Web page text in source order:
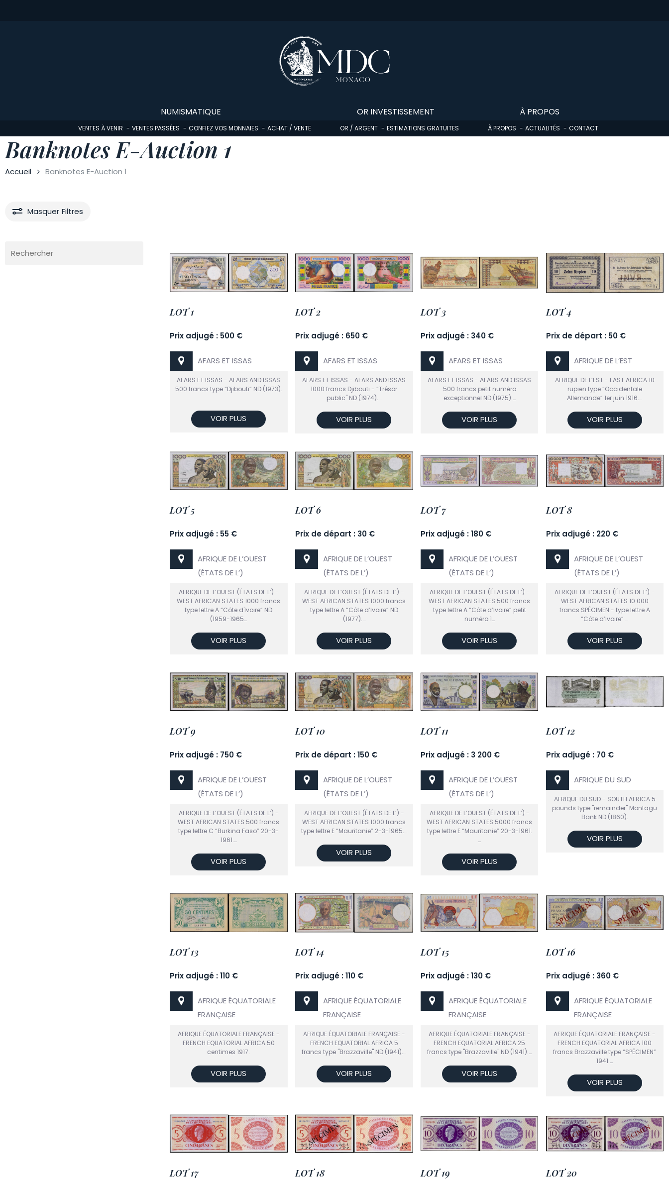
NUMISMATIQUE
VENTES À VENIR VENTES PASSÉES CONFIEZ VOS MONNAIES ACHAT / VENTE
OR INVESTISSEMENT
OR / ARGENT ESTIMATIONS GRATUITES
À PROPOS
À PROPOS ACTUALITÉS CONTACT
Banknotes E-Auction 1
Accueil Banknotes E-Auction 1
Masquer Filtres
LOT 1
Prix adjugé : 500 €
AFARS ET ISSAS
AFARS ET ISSAS - AFARS AND ISSAS
500 francs type “Djibouti” ND (1973).
VOIR PLUS
LOT 2
Prix adjugé : 650 €
AFARS ET ISSAS
AFARS ET ISSAS - AFARS AND ISSAS
1000 francs Djibouti - “Trésor
public" ND (1974).…
VOIR PLUS
LOT 3
Prix adjugé : 340 €
AFARS ET ISSAS
AFARS ET ISSAS - AFARS AND ISSAS
500 francs petit numéro
exceptionnel ND (1975).…
VOIR PLUS
LOT 4
Prix de départ : 50 €
AFRIQUE DE L’EST
AFRIQUE DE L’EST - EAST AFRICA 10
rupien type “Occidentale
Allemande” 1er juin 1916.…
VOIR PLUS
LOT 5
Prix adjugé : 55 €
AFRIQUE DE L’OUEST
(ÉTATS DE L’)
AFRIQUE DE L’OUEST (ÉTATS DE L’) -
WEST AFRICAN STATES 1000 francs
type lettre A “Côte d'Ivoire” ND
(1959-1965…
VOIR PLUS
LOT 6
Prix de départ : 30 €
AFRIQUE DE L’OUEST
(ÉTATS DE L’)
AFRIQUE DE L’OUEST (ÉTATS DE L’) -
WEST AFRICAN STATES 1000 francs
type lettre A “Côte d’Ivoire” ND
(1977).…
VOIR PLUS
LOT 7
Prix adjugé : 180 €
AFRIQUE DE L’OUEST
(ÉTATS DE L’)
AFRIQUE DE L’OUEST (ÉTATS DE L’) -
WEST AFRICAN STATES 500 francs
type lettre A “Côte d’Ivoire” petit
numéro 1…
VOIR PLUS
LOT 8
Prix adjugé : 220 €
AFRIQUE DE L’OUEST
(ÉTATS DE L’)
AFRIQUE DE L’OUEST (ÉTATS DE L’) -
WEST AFRICAN STATES 10 000
francs SPÉCIMEN - type lettre A
“Côte d’Ivoire” …
VOIR PLUS
LOT 9
Prix adjugé : 750 €
AFRIQUE DE L’OUEST
(ÉTATS DE L’)
AFRIQUE DE L’OUEST (ÉTATS DE L’) -
WEST AFRICAN STATES 500 francs
type lettre C “Burkina Faso” 20-3-
1961.…
VOIR PLUS
LOT 10
Prix de départ : 150 €
AFRIQUE DE L’OUEST
(ÉTATS DE L’)
AFRIQUE DE L’OUEST (ÉTATS DE L’) -
WEST AFRICAN STATES 1000 francs
type lettre E “Mauritanie” 2-3-1965.…
VOIR PLUS
LOT 11
Prix adjugé : 3 200 €
AFRIQUE DE L’OUEST
(ÉTATS DE L’)
AFRIQUE DE L’OUEST (ÉTATS DE L’) -
WEST AFRICAN STATES 5000 francs
type lettre E “Mauritanie” 20-3-1961.
…
VOIR PLUS
LOT 12
Prix adjugé : 70 €
AFRIQUE DU SUD
AFRIQUE DU SUD - SOUTH AFRICA 5
pounds type "remainder" Montagu
Bank ND (1860).
VOIR PLUS
LOT 13
Prix adjugé : 110 €
AFRIQUE ÉQUATORIALE
FRANÇAISE
AFRIQUE ÉQUATORIALE FRANÇAISE -
FRENCH EQUATORIAL AFRICA 50
centimes 1917.
VOIR PLUS
LOT 14
Prix adjugé : 110 €
AFRIQUE ÉQUATORIALE
FRANÇAISE
AFRIQUE ÉQUATORIALE FRANÇAISE -
FRENCH EQUATORIAL AFRICA 5
francs type "Brazzaville" ND (1941).…
VOIR PLUS
LOT 15
Prix adjugé : 130 €
AFRIQUE ÉQUATORIALE
FRANÇAISE
AFRIQUE ÉQUATORIALE FRANÇAISE -
FRENCH EQUATORIAL AFRICA 25
francs type "Brazzaville" ND (1941).…
VOIR PLUS
LOT 16
Prix adjugé : 360 €
AFRIQUE ÉQUATORIALE
FRANÇAISE
AFRIQUE ÉQUATORIALE FRANÇAISE -
FRENCH EQUATORIAL AFRICA 100
francs Brazzaville type “SPÉCIMEN”
1941.…
VOIR PLUS
LOT 17 LOT 18 LOT 19 LOT 20